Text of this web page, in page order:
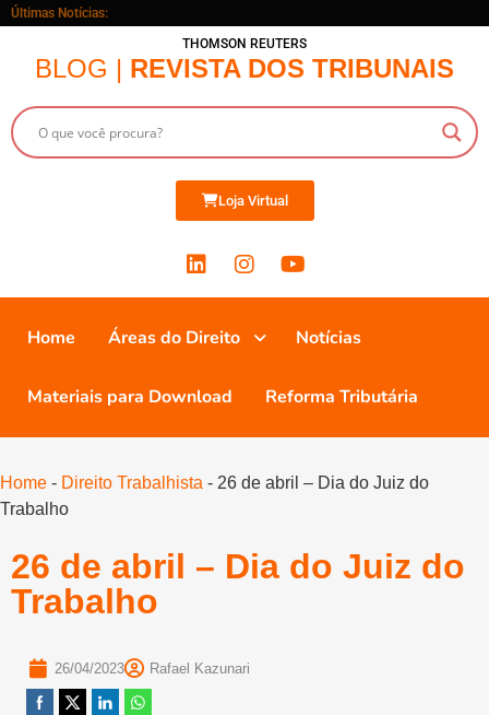
Últimas Notícias:
THOMSON REUTERS
BLOG | REVISTA DOS TRIBUNAIS
Loja Virtual
Home Áreas do Direito Notícias
Materiais para Download Reforma Tributária
Home - Direito Trabalhista - 26 de abril – Dia do Juiz do
Trabalho
26 de abril – Dia do Juiz do
Trabalho
26/04/2023 Rafael Kazunari